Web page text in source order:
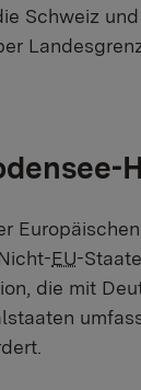
Schweiz
EU-
die mit